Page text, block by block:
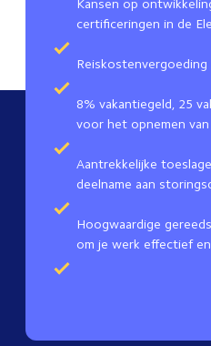
Kansen op
certificeringen in de
8% vakantiegeld, 25
voor het opnemen
Aantrekkelijke
deelname aan
Hoogwaardige
om je werk effectief